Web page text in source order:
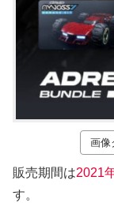
画像
販売期間は2021
す。